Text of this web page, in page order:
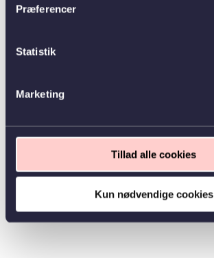
Præferencer
Statistik
Marketing
Tillad alle cookies
Kun nødvendige cookies